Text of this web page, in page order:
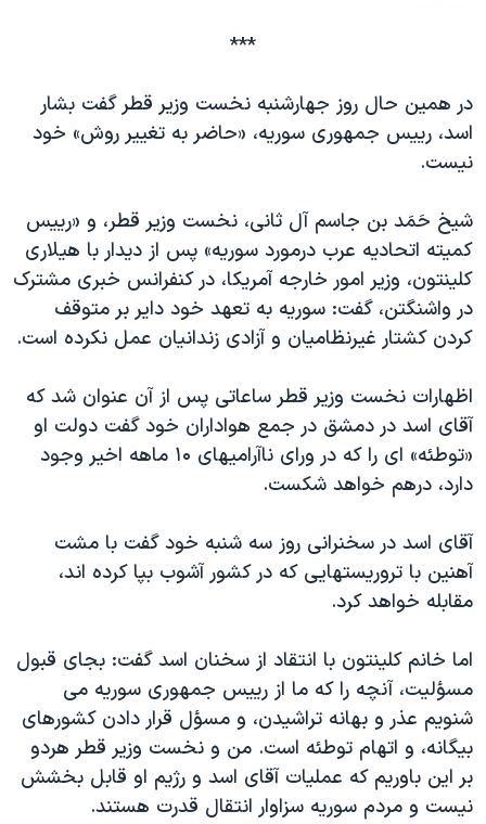
***
در همين حال روز جهارشنبه نخست وزير قطر گفت بشار
اسد، رييس جمهوری سوريه، «حاضر به تغيير روش» خود
نيست.
شيخ حَمَد بن جاسم آل ثانی، نخست وزير قطر، و «رييس
کميته اتحاديه عرب درمورد سوريه» پس از ديدار با هيلاری
کلينتون، وزير امور خارجه آمريکا، در کنفرانس خبری مشترک
در واشنگتن، گفت: سوريه به تعهد خود داير بر متوقف
کردن کشتار غيرنظاميان و آزادی زندانيان عمل نکرده است.
اظهارات نخست وزير قطر ساعاتی پس از آن عنوان شد که
آقای اسد در دمشق در جمع هواداران خود گفت دولت او
«توطئه» ای را که در ورای ناآراميهای ۱۰ ماهه اخير وجود
دارد، درهم خواهد شکست.
آقای اسد در سخنرانی روز سه شنبه خود گفت با مشت
آهنين با تروريستهايی که در کشور آشوب بپا کرده اند،
مقابله خواهد کرد.
اما خانم کلينتون با انتقاد از سخنان اسد گفت: بجای قبول
مسؤليت، آنچه را که ما از رييس جمهوری سوريه می
شنويم عذر و بهانه تراشيدن، و مسؤل قرار دادن کشورهای
بيگانه، و اتهام توطئه است. من و نخست وزير قطر هردو
بر اين باوريم که عمليات آقای اسد و رژيم او قابل بخشش
نيست و مردم سوريه سزاوار انتقال قدرت هستند.